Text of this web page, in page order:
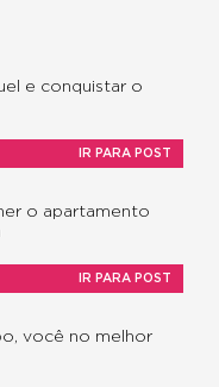
e conquistar o
IR PARA POST
o apartamento
IR PARA POST
você no melhor